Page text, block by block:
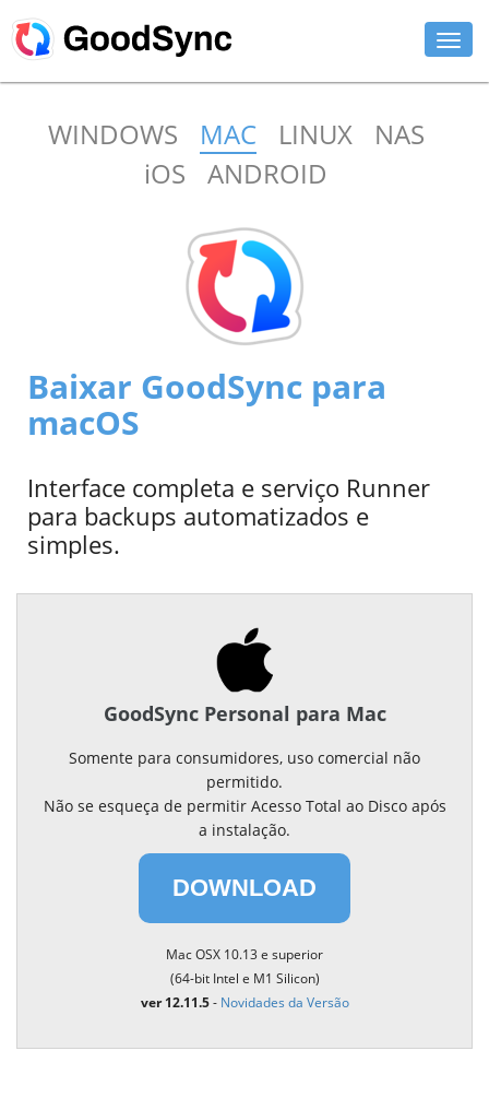
WINDOWS MAC LINUX
NAS
iOS
ANDROID
Baixar GoodSync para
macOS
Interface completa e serviço Runner
para backups automatizados e
simples.
GoodSync Personal para Mac
Somente para consumidores, uso comercial não
permitido.
Não se esqueça de permitir Acesso Total ao Disco após
a instalação.
DOWNLOAD
Mac OSX 10.13 e superior
(64-bit Intel e M1 Silicon)
ver 12.11.5- Novidades da Versão